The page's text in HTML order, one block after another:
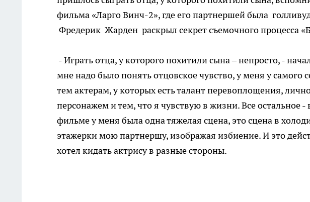
фильма «Ларго Винч-2», где его партнершей была
Фредерик Жарден раскрыл секрет съемочного процесса
- Играть отца, у которого похитили сына – непросто, -
мне надо было понять отцовское чувство, у меня у самого
тем актерам, у которых есть талант перевоплощения,
персонажем и тем, что я чувствую в жизни. Все остальное
фильме у меня была одна тяжелая сцена, это сцена в
этажерки мою партнершу, изображая избиение. И это
хотел кидать актрису в разные стороны.